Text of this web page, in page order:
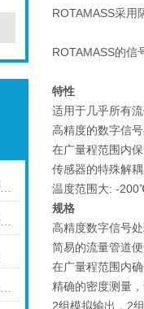
上海仪川射频导纳料位计其保养是很有讲究的
多路智能巡检仪其维护方面的要点是什么？
上海仪川超声波液位计在化工行业中的应用优势
ROTAMASS采用
ROTAMASS的信
特性
适用于几乎所有
高精度的数字信
在广量程范围内
传感器的特殊解
温度范围大: -
规格
高精度数字信号
简易的流量管道
在广量程范围内
精确的密度测量
2组模拟输出，2